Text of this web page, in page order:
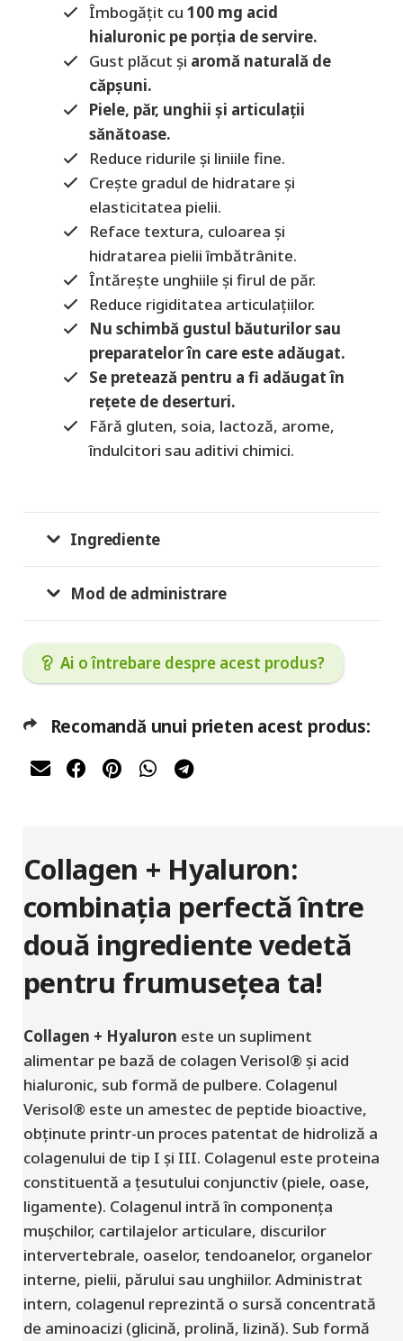
Îmbogățit cu 100 mg acid
hialuronic pe porția de servire.
Gust plăcut și aromă naturală de
căpșuni.
Piele, păr, unghii și articulații
sănătoase.
Reduce ridurile și liniile fine.
Crește gradul de hidratare și
elasticitatea pielii.
Reface textura, culoarea și
hidratarea pielii îmbătrânite.
Întărește unghiile și firul de păr.
Reduce rigiditatea articulațiilor.
Nu schimbă gustul băuturilor sau
preparatelor în care este adăugat.
Se pretează pentru a fi adăugat în
rețete de deserturi.
Fără gluten, soia, lactoză, arome,
îndulcitori sau aditivi chimici.
Ingrediente
Mod de administrare
Ai o întrebare despre acest produs?
Recomandă unui prieten acest produs:
Collagen + Hyaluron:
combinația perfectă între
două ingrediente vedetă
pentru frumusețea ta!
Collagen + Hyaluron este un supliment
alimentar pe bază de colagen Verisol® și acid
hialuronic, sub formă de pulbere. Colagenul
Verisol® este un amestec de peptide bioactive,
obținute printr-un proces patentat de hidroliză a
colagenului de tip I și III. Colagenul este proteina
constituentă a țesutului conjunctiv (piele, oase,
ligamente). Colagenul intră în componența
mușchilor, cartilajelor articulare, discurilor
intervertebrale, oaselor, tendoanelor, organelor
interne, pielii, părului sau unghiilor. Administrat
intern, colagenul reprezintă o sursă concentrată
de aminoacizi (glicină, prolină, lizină). Sub formă